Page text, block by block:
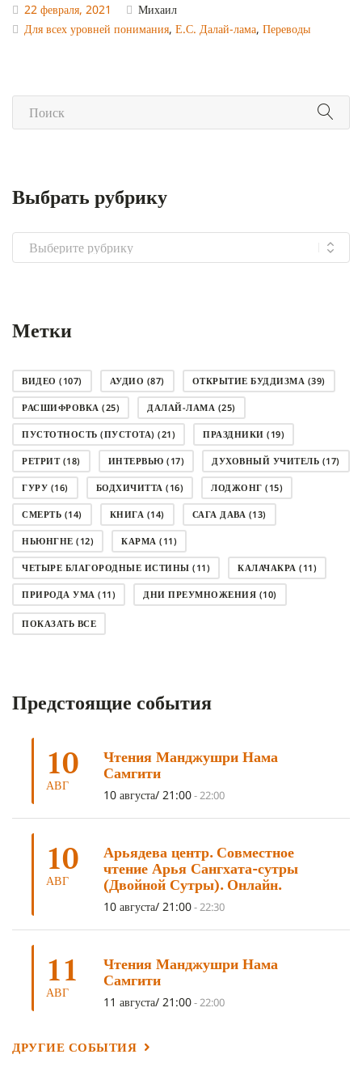
22 февраля, 2021
Михаил
Для всех уровней понимания, Е.С. Далай-лама, Переводы
Выбрать рубрику
Выбрать
рубрику
Метки
ВИДЕО (107) АУДИО (87) ОТКРЫТИЕ БУДДИЗМА (39)
РАСШИФРОВКА (25) ДАЛАЙ-ЛАМА (25)
ПУСТОТНОСТЬ (ПУСТОТА) (21) ПРАЗДНИКИ (19)
РЕТРИТ(18) ИНТЕРВЬЮ (17) ДУХОВНЫЙ УЧИТЕЛЬ (17)
ГУРУ (16) БОДХИЧИТТА (16) ЛОДЖОНГ (15)
СМЕРТЬ (14) КНИГА (14) САГА ДАВА (13)
НЬЮНГНЕ (12) КАРМА (11)
ЧЕТЫРЕ БЛАГОРОДНЫЕ ИСТИНЫ (11) КАЛАЧАКРА (11)
ПРИРОДА УМА (11) ДНИ ПРЕУМНОЖЕНИЯ (10)
СОВЕТ(10)
АНАЛИТИЧЕСКАЯ МЕДИТАЦИЯ(7)
ТРИ ОСНОВЫ ПУТИ(5) ЛХАБАБ ДУЧЕН (5)
ОЧИСТИТЕЛЬНЫЕ ПРАКТИКИ
УМ И ЕГО ПОТЕНЦИАЛ
ОТРЕЧЕНИЕ
ПОДНОШЕНИЯ (4) ВОСЕМЬ СТРОФ (4)
ГАНДЕН ЛХАГЬЯМА(3) РАВНОСТНОСТЬ(3)
ШАМАТХА НИРВАНА(3) СХЕМЫ ЛАМРИМА
ПРЕДВАРИТЕЛЬНЫЕ ПРАКТИКИ(3) МУДРОСТЬ(3)
ЧОКОР ДЮЧЕН
ГРУППОВАЯ ПРАКТИКА (2)
ПОКАЗАТЬ ВСЕ
Предстоящие события
10
АВГ
Чтения Манджушри Нама
Самгити
10 августа/ 21:00-22:00
10
АВГ
Арьядева центр. Совместное
чтение Арья Сангхата-сутры
(Двойной Сутры). Онлайн.
10 августа/ 21:00-22:30
11
АВГ
Чтения Манджушри Нама
Самгити
11 августа/ 21:00-22:00
ДРУГИЕ СОБЫТИЯ